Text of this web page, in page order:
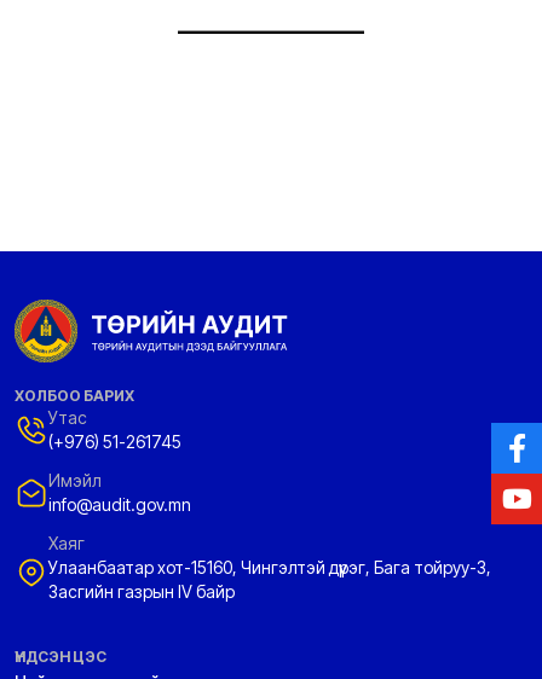
______________
ХОЛБОО БАРИХ
Утас
(+976) 51-261745
Имэйл
info@audit.gov.mn
Хаяг
Улаанбаатар хот-15160, Чингэлтэй дүүрэг, Бага тойруу-3,
Засгийн газрын IV байр
ҮНДСЭН ЦЭС